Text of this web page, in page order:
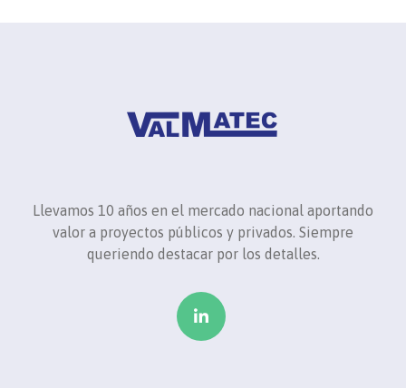
Llevamos 10 años en el mercado nacional aportando
valor a proyectos públicos y privados. Siempre
queriendo destacar por los detalles.